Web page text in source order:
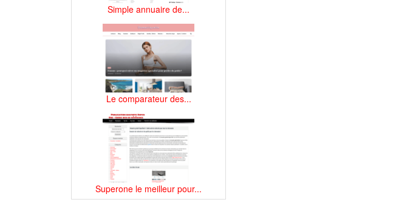
Simple annuaire de...
Le comparateur des...
Superone le meilleur pour...